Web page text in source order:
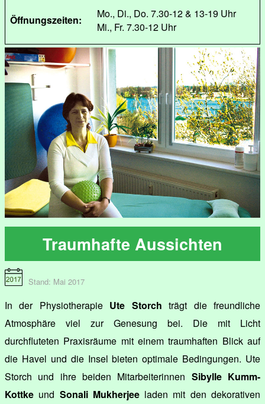
Öffnungszeiten:
Mo., Di., Do. 7.30-12 & 13-19 Uhr
Mi., Fr. 7.30-12 Uhr
Traumhafte Aussichten
Stand: Mai 2017
In der Physiotherapie Ute Storchträgt die freundliche
Atmosphäre viel zur Genesung bei. Die mit Licht
durchfluteten Praxisräume mit einem traumhaften Blick auf
die Havel und die Insel bieten optimale Bedingungen. Ute
Storch und ihre beiden Mitarbeiterinnen Sibylle Kumm-
Kottke und Sonali Mukherjeeladen mit den dekorativen